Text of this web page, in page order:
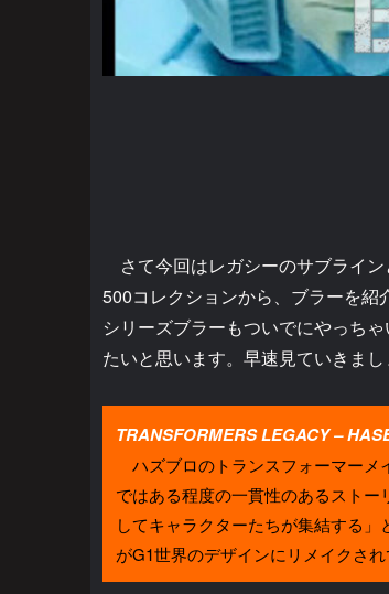
さて今回はレガシーのサブライ
500コレクションから、ブラーを
シリーズブラーもついでにやっち
たいと思います。早速見ていきまし
TRANSFORMERS LEGACY –
ハズブロのトランスフォーマーメ
ではある程度の一貫性のあるスト
してキャラクターたちが集結する
がG1世界のデザインにリメイクさ